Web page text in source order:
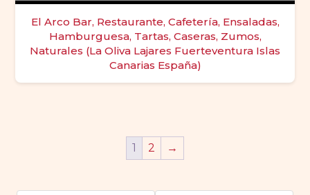
El Arco Bar, Restaurante, Cafetería, Ensaladas,
Hamburguesa, Tartas, Caseras, Zumos,
Naturales (La Oliva Lajares Fuerteventura Islas
Canarias España)
1 2 →